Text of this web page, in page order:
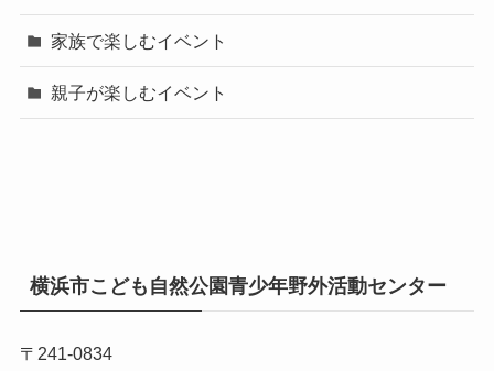
家族で楽しむイベント
親子が楽しむイベント
横浜市こども自然公園青少年野外活動センター
〒241-0834